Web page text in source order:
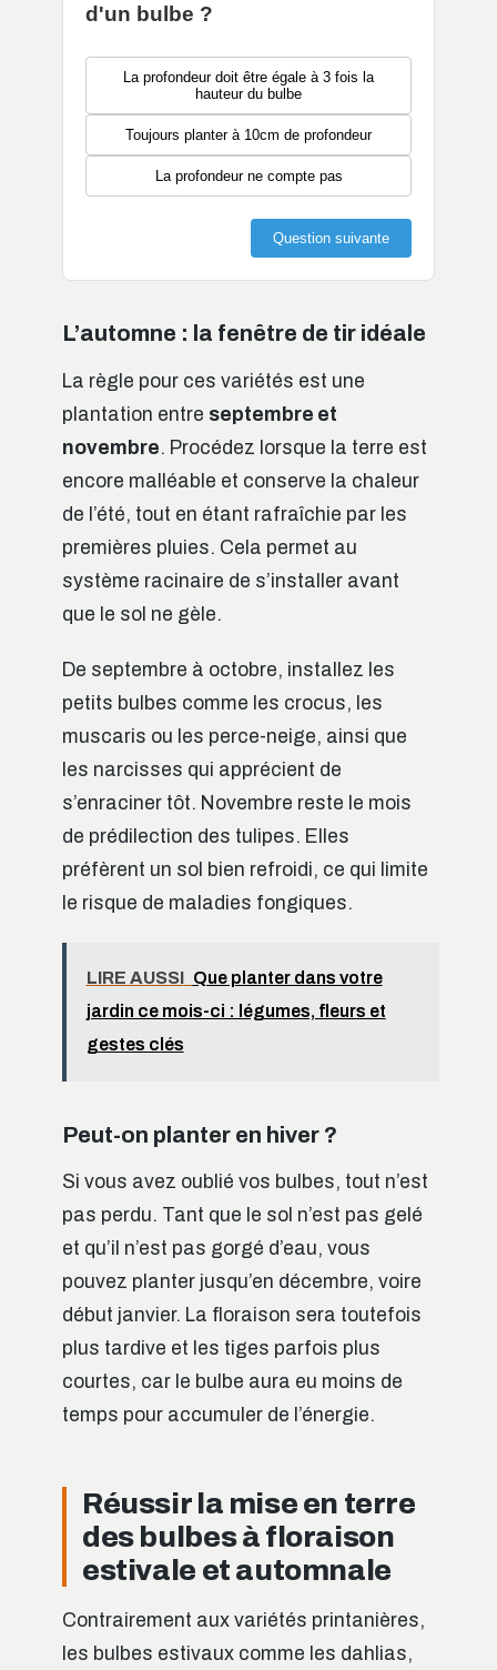
d'un bulbe ?
La profondeur doit être égale à 3 fois la
hauteur du bulbe
Toujours planter à 10cm de profondeur
La profondeur ne compte pas
Question suivante
L’automne : la fenêtre de tir idéale
La règle pour ces variétés est une
plantation entre septembre et
novembre. Procédez lorsque la terre est
encore malléable et conserve la chaleur
de l’été, tout en étant rafraîchie par les
premières pluies. Cela permet au
système racinaire de s’installer avant
que le sol ne gèle.
De septembre à octobre, installez les
petits bulbes comme les crocus, les
muscaris ou les perce-neige, ainsi que
les narcisses qui apprécient de
s’enraciner tôt. Novembre reste le mois
de prédilection des tulipes. Elles
préfèrent un sol bien refroidi, ce qui limite
le risque de maladies fongiques.
LIRE AUSSI Que planter dans votre
jardin ce mois-ci : légumes, fleurs et
gestes clés
Peut-on planter en hiver ?
Si vous avez oublié vos bulbes, tout n’est
pas perdu. Tant que le sol n’est pas gelé
et qu’il n’est pas gorgé d’eau, vous
pouvez planter jusqu’en décembre, voire
début janvier. La floraison sera toutefois
plus tardive et les tiges parfois plus
courtes, car le bulbe aura eu moins de
temps pour accumuler de l’énergie.
Réussir la mise en terre
des bulbes à floraison
estivale et automnale
Contrairement aux variétés printanières,
les bulbes estivaux comme les dahlias,